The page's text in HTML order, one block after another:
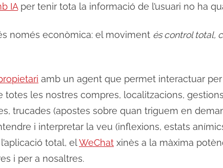
IAper tenir tota la informació de l’usuari no ha
només econòmica: el moviment és control total,
amb un agent que permet interactuar
totes les nostres compres, localitzacions,
trucades (apostes sobre quan triguem en
i interpretar la veu (inflexions, estats
total, elWeChat xinès a la màxima
i per a nosaltres.